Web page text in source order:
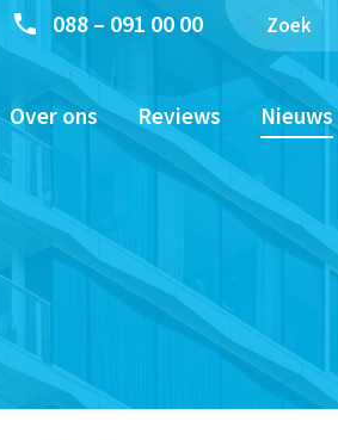
088 – 091 00 00
Over ons Reviews Nieuws